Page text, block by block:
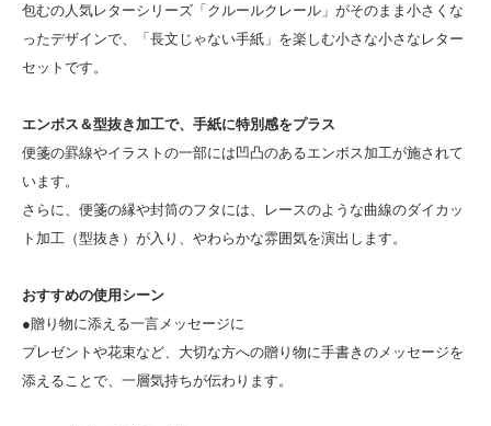
包むの人気レターシリーズ「クルールクレール」がそのまま小さくな
ったデザインで、「長文じゃない手紙」を楽しむ小さな小さなレター
セットです。
エンボス＆型抜き加工で、手紙に特別感をプラス
便箋の罫線やイラストの一部には凹凸のあるエンボス加工が施されて
います。
さらに、便箋の縁や封筒のフタには、レースのような曲線のダイカッ
ト加工（型抜き）が入り、やわらかな雰囲気を演出します。
おすすめの使用シーン
●贈り物に添える一言メッセージに
プレゼントや花束など、大切な方への贈り物に手書きのメッセージを
添えることで、一層気持ちが伝わります。